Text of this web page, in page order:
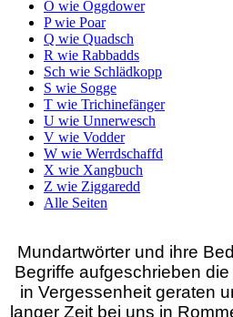
O wie Oggdower
P wie Poar
Q wie Quadsch
R wie Rabbadds
Sch wie Schlädkopp
S wie Sogge
T wie Trichinefänger
U wie Unnerwesch
V wie Vodder
W wie Werrdschaffd
X wie Xangbuch
Z wie Ziggaredd
Alle Seiten
Mundartwörter und ihre
Begriffe aufgeschrieben
in Vergessenheit geraten
langer Zeit bei uns in